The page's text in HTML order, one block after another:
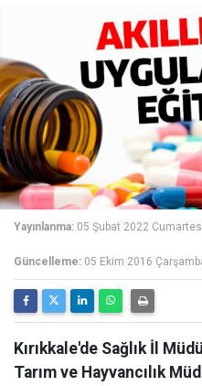
Yayınlanma: 05 Şubat 2022
Güncelleme: 05 Ekim 2016
Kırıkkale'de Sağlık İl
Tarım ve Hayvancılık